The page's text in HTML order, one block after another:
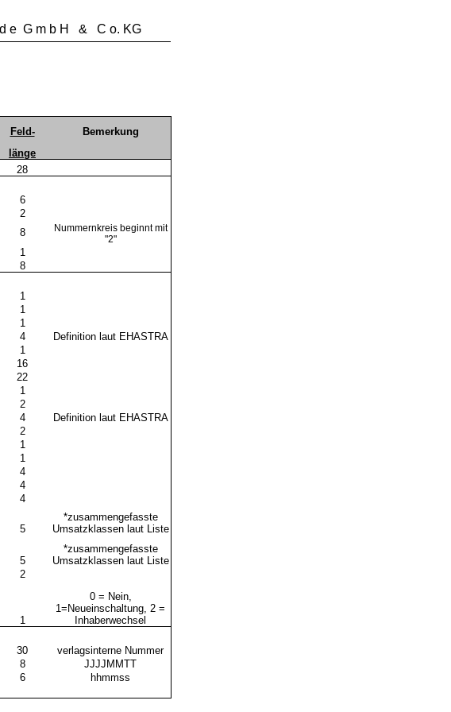
e G m b H & C o. KG
Feld-
Bemerkung
länge
28
6
2
8
Nummernkreis beginnt mit
"2"
1
8
1
1
1
4
Definition laut EHASTRA
1
16
22
1
2
4
Definition laut EHASTRA
2
1
1
4
4
4
5
*zusammengefasste
Umsatzklassen laut Liste
5
*zusammengefasste
Umsatzklassen laut Liste
2
1
0 = Nein,
1=Neueinschaltung, 2 =
Inhaberwechsel
30
verlagsinterne Nummer
8
JJJJMMTT
6 hhmmss